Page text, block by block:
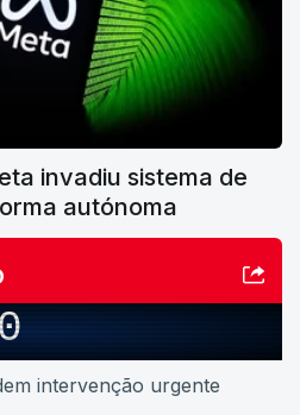
invadiu sistema de
autónoma
intervenção urgente